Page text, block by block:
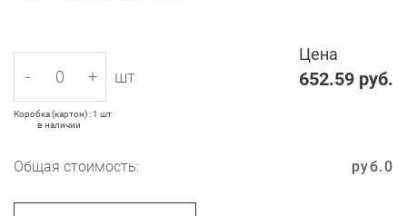
Цена
652.59 руб.
- + шт
Коробка (картон) : 1 шт
в наличии
Общая стоимость: 0
руб.